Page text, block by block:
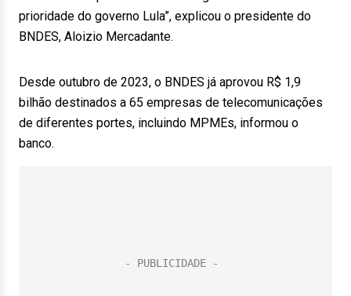
prioridade do governo Lula”, explicou o presidente do
BNDES, Aloizio Mercadante.
Desde outubro de 2023, o BNDES já aprovou R$ 1,9
bilhão destinados a 65 empresas de telecomunicações
de diferentes portes, incluindo MPMEs, informou o
banco.